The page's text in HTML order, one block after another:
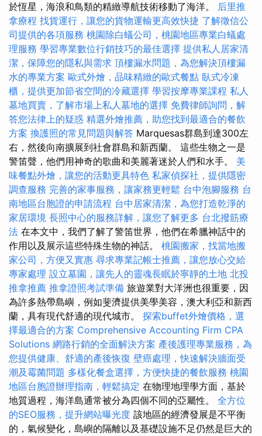
於恆星，海浪和鳥類的精緻導航技術移動了海洋。 后里推
拿療程 找貨運行，讓您的貨物運輸更高效快捷 了解徵信公
司提供的各項服務 桃園除白蟻公司，桃園地區專業白蟻處
理服務 學習專業數位行銷技巧的最佳選擇 提供私人居家清
潔，保障您的隱私與需求 頂樓漏水問題，為您解決頂樓漏
水的專業方案 歐式外燴，品味精緻的歐式餐點 臥式冷凍
櫃，提供更加節省空間的冷藏選擇 學習按摩專業課程 私人
墓地買賣，了解市場上私人墓地的選擇 免費律師詢問，解
答您法律上的疑惑 精選外燴推薦，助您找到最適合的餐飲
方案 換護照的常見問題與解答 Marquesas群島到達300左
右，然後向南擴展到社會群島和新西蘭。 這些生物之一是
警笛聲，他們用神奇的歌曲和美麗著迷於人們和水手。 美
味餐點外燴，讓您的活動更具特色 私家偵探社，提供隱密
調查服務 完善的家事服務，讓家務更輕鬆 台中泡腳服務 台
南地區台胞證的申請流程 台中居家清潔，為您打造乾淨的
家居環境 長照中心的服務詳解，讓您了解更多 台北撥筋療
法 在本文中，我們了解了警笛世界，他們在希臘神話中的
作用以及展示這些特殊生物的神話。 桃園搬家，找當地搬
家公司，方便又實惠 尋求專業記帳士推薦，讓您放心交給
專家處理 設立墓園，讓先人的靈魂長眠於寧靜的土地 北投
推拿推薦 推拿證照考試準備 旅遊業對大洋洲也很重要，因
為許多熱帶島嶼，例如斐濟提供美學美容，澳大利亞和新西
蘭，具有現代舒適的現代城市。 探索buffet外燴價格，選
擇最適合的方案 Comprehensive Accounting Firm CPA
Solutions 網路行銷的全面解決方案 產後護理專業服務，為
您提供健康、舒適的產後恢復 壁癌處理，快速解決牆面受
潮及霉菌問題 多樣化餐盒選擇，方便快捷的餐飲服務 桃園
地區台胞證辦理指南，輕鬆搞定 在物理地理學方面，基於
地質過程，海洋島通常被分為四個不同的亞屬性。 全方位
的SEO服務，提升網站曝光度 該地區的經濟發展是不平衡
的，氣候變化，島嶼的隔離以及基礎設施不足仍然是巨大的